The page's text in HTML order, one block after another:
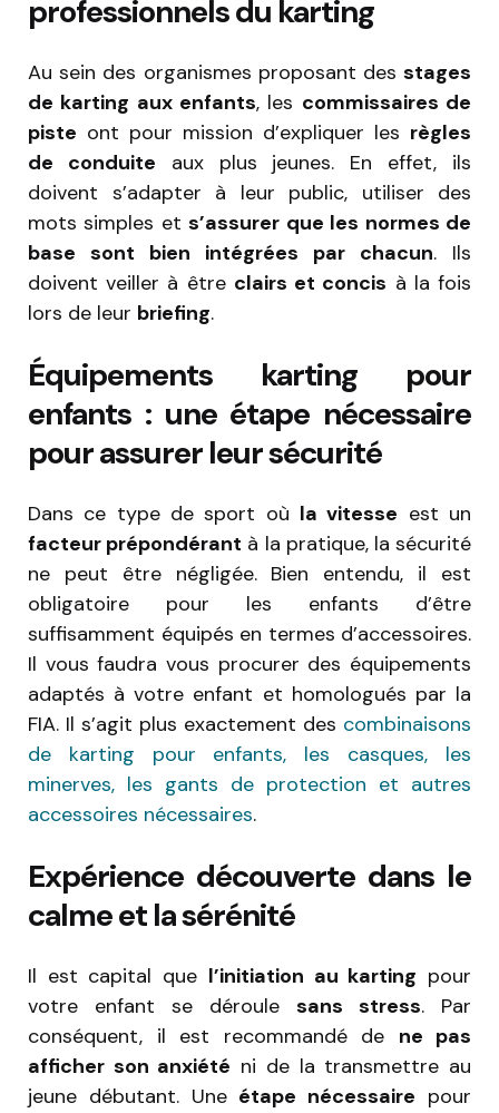
professionnels du karting
Au sein des organismes proposant des stages
de karting aux enfants, les commissaires de
piste ont pour mission d’expliquer les règles
de conduite aux plus jeunes. En effet, ils
doivent s’adapter à leur public, utiliser des
mots simples ets’assurer que les normes de
base sont bien intégrées par chacun. Ils
doivent veiller à être clairs et concis à la fois
lors de leur briefing.
Équipements karting pour
enfants : une étape nécessaire
pour assurer leur sécurité
Dans ce type de sport où la vitesse est un
facteur prépondérant à la pratique, la sécurité
ne peut être négligée. Bien entendu, il est
obligatoire pour les enfants d’être
suffisamment équipés en termes d’accessoires.
Il vous faudra vous procurer des équipements
adaptés à votre enfant et homologués par la
FIA. Il s’agit plus exactement des combinaisons
de karting pour enfants, les casques, les
minerves, les gants de protection et autres
accessoires nécessaires.
Expérience découverte dans le
calme et la sérénité
Il est capital que l’initiation au karting pour
votre enfant se déroule sans stress. Par
conséquent, il est recommandé de ne pas
afficher son anxiété ni de la transmettre au
jeune débutant. Une étape nécessaire pour